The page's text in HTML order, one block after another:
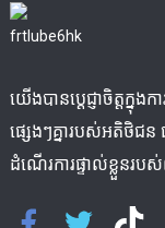
យើងបានប្តេជ្ញាចិត្តក្នុ
ផ្សេងៗគ្នារបស់អតិថិជ
ដំណើរការផ្ទាល់ខ្លួនរប